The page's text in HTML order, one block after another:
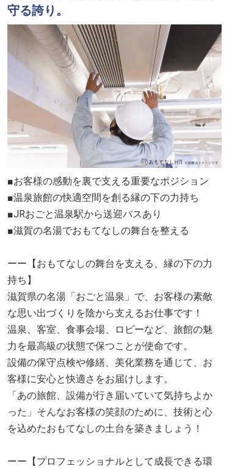
守る誇り。
■お客様の感動を裏で支える重要なポジション
■温泉旅館の快適空間を創る縁の下の力持ち
■JRおごと温泉駅から送迎バスあり
■滋賀の名湯でおもてなしの舞台を整える
ーー【おもてなしの舞台を支える、縁の下の力
持ち】
滋賀県の名湯「おごと温泉」で、お客様の素敵
な思い出づくりを陰から支えるお仕事です！
温泉、客室、食事会場、ロビーなど、旅館の魅
力を最高級の状態で保つことが使命です。
設備の保守点検や修繕、美化業務を通じて、お
客様に安心と快適さをお届けします。
「あの旅館、設備が行き届いていて気持ちよか
った」そんなお客様の笑顔のために、技術と心
を込めたおもてなしの土台を築きましょう！
ーー【プロフェッショナルとして成長できる環